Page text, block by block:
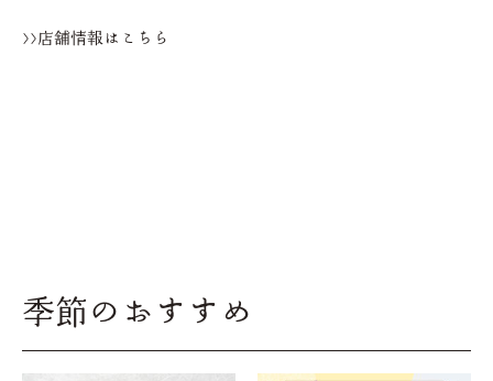
>>店舗情報はこちら
季節のおすすめ